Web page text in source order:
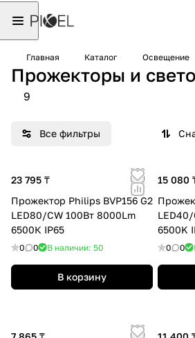
Главная Каталог Освещение
Прожекторы и
9
Все фильтры
23 795 ₸
Прожектор Philips BVP156 G2
LED80/CW 100Вт 8000Lm
6500К IP65
0 0 В наличии: 50
В корзину
15 080
6500K
0 0